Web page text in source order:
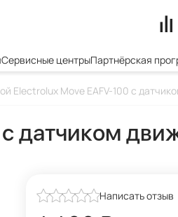
Сервисные центрыПартнёрская
Electrolux Move EAFV-100 с
датчиком
Написать отзыв